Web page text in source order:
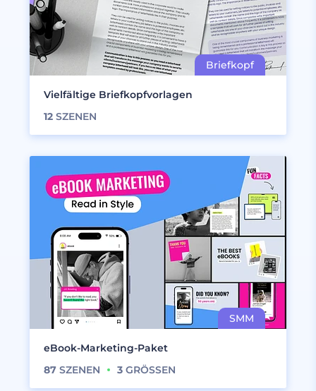
Vielfältige Briefkopfvorlagen
12 SZENEN
eBook-Marketing-Paket
87 SZENEN 3 GRÖSSEN